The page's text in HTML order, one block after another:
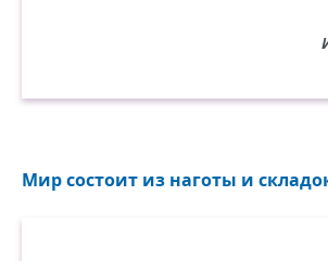
Мир состоит из наготы и